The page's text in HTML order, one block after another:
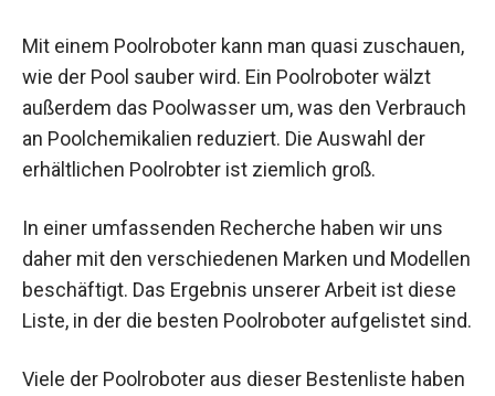
Mit einem Poolroboter kann man quasi zuschauen,
wie der Pool sauber wird. Ein Poolroboter wälzt
außerdem das Poolwasser um, was den Verbrauch
an Poolchemikalien reduziert. Die Auswahl der
erhältlichen Poolrobter ist ziemlich groß.
In einer umfassenden Recherche haben wir uns
daher mit den verschiedenen Marken und Modellen
beschäftigt. Das Ergebnis unserer Arbeit ist diese
Liste, in der die besten Poolroboter aufgelistet sind.
Viele der Poolroboter aus dieser Bestenliste haben